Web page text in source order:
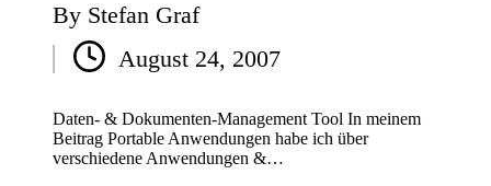
Posted
by
By Stefan Graf
August 24, 2007
Daten- & Dokumenten-Management Tool In meinem
Beitrag Portable Anwendungen habe ich über
verschiedene Anwendungen &…